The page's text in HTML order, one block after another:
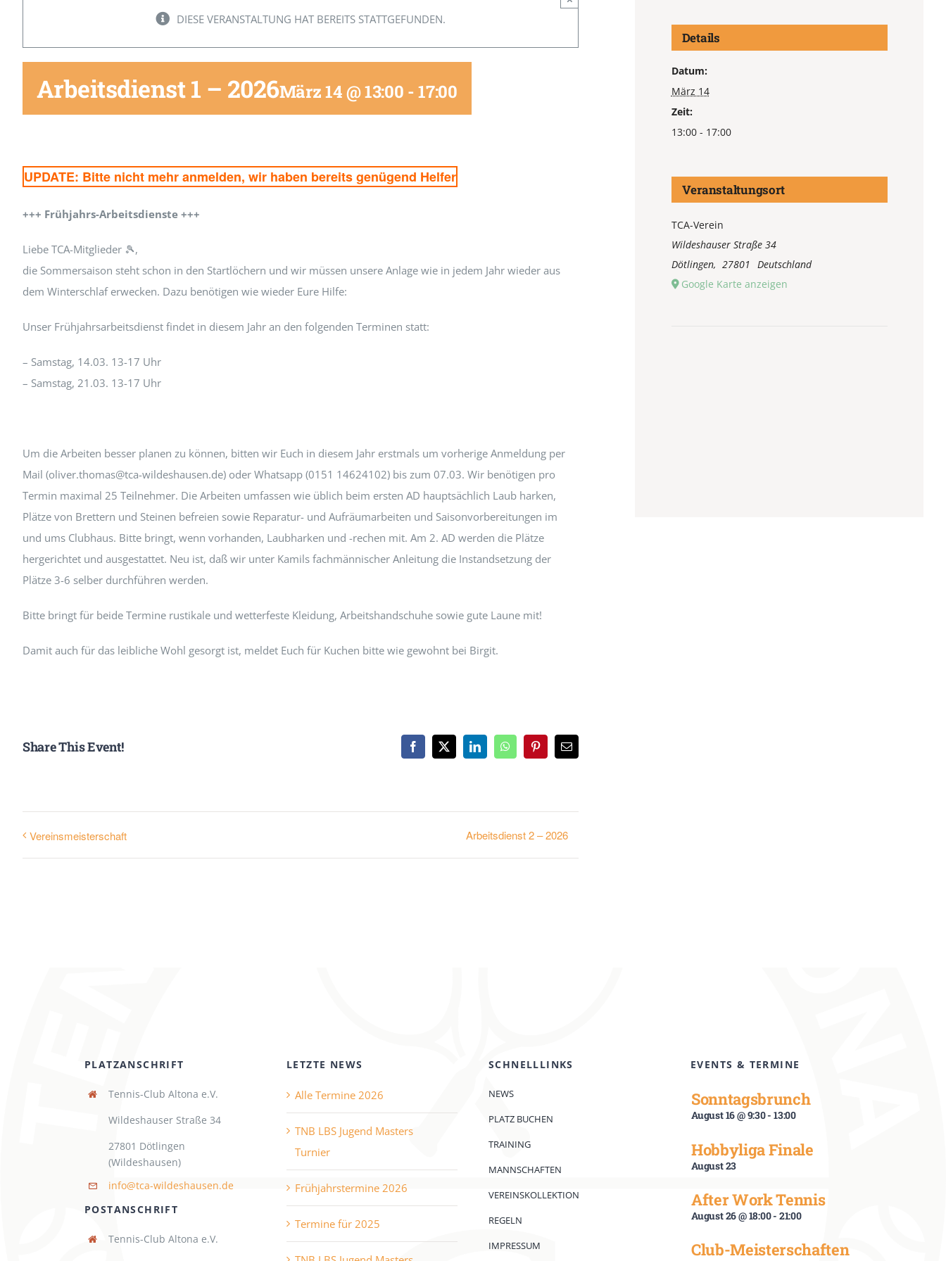
DIESE VERANSTALTUNG HAT BEREITS STATTGEFUNDEN.
Arbeitsdienst 1 – 2026März 14 @ 13:00 -17:00
UPDATE: Bitte nicht mehr anmelden, wir haben bereits genügend Helfer
+++ Frühjahrs-Arbeitsdienste +++
Liebe TCA-Mitglieder 🎾,
die Sommersaison steht schon in den Startlöchern und wir müssen unsere Anlage wie in jedem Jahr wieder aus
dem Winterschlaf erwecken. Dazu benötigen wie wieder Eure Hilfe:
Unser Frühjahrsarbeitsdienst findet in diesem Jahr an den folgenden Terminen statt:
– Samstag, 14.03. 13-17 Uhr
– Samstag, 21.03. 13-17 Uhr
Um die Arbeiten besser planen zu können, bitten wir Euch in diesem Jahr erstmals um vorherige Anmeldung per
Mail (oliver.thomas@tca-wildeshausen.de) oder Whatsapp (0151 14624102) bis zum 07.03. Wir benötigen pro
Termin maximal 25 Teilnehmer. Die Arbeiten umfassen wie üblich beim ersten AD hauptsächlich Laub harken,
Plätze von Brettern und Steinen befreien sowie Reparatur- und Aufräumarbeiten und Saisonvorbereitungen im
und ums Clubhaus. Bitte bringt, wenn vorhanden, Laubharken und -rechen mit. Am 2. AD werden die Plätze
hergerichtet und ausgestattet. Neu ist, daß wir unter Kamils fachmännischer Anleitung die Instandsetzung der
Plätze 3-6 selber durchführen werden.
Bitte bringt für beide Termine rustikale und wetterfeste Kleidung, Arbeitshandschuhe sowie gute Laune mit!
Damit auch für das leibliche Wohl gesorgt ist, meldet Euch für Kuchen bitte wie gewohnt bei Birgit.
Share This Event! Facebook
X LinkedInWhatsAppPinterest
E-
Mail
Vereinsmeisterschaft Arbeitsdienst 2 – 2026
Details
Datum:
März 14
Zeit:
13:00 - 17:00
Veranstaltungsort
TCA-Verein
Wildeshauser Straße 34
Dötlingen, 27801
Deutschland
Google Karte anzeigen
PLATZANSCHRIFT
Tennis-Club Altona e.V.
Wildeshauser Straße 34
27801 Dötlingen
(Wildeshausen)
info@tca-wildeshausen.de
POSTANSCHRIFT
Tennis-Club Altona e.V.
LETZTE NEWS
Alle Termine 2026
TNB LBS Jugend Masters
Turnier
Frühjahrstermine 2026
Termine für 2025
SCHNELLLINKS
NEWS
PLATZ BUCHEN
TRAINING
MANNSCHAFTEN
VEREINSKOLLEKTION
REGELN
IMPRESSUM
EVENTS & TERMINE
Sonntagsbrunch
August 16 @ 9:30-13:00
Hobbyliga Finale
August 23
After Work Tennis
August 26 @ 18:00- 21:00
Club-Meisterschaften